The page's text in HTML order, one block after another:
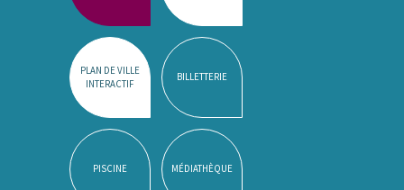
PLAN DE VILLE
INTERACTIF
BILLETTERIE
PISCINE MÉDIATHÈQUE